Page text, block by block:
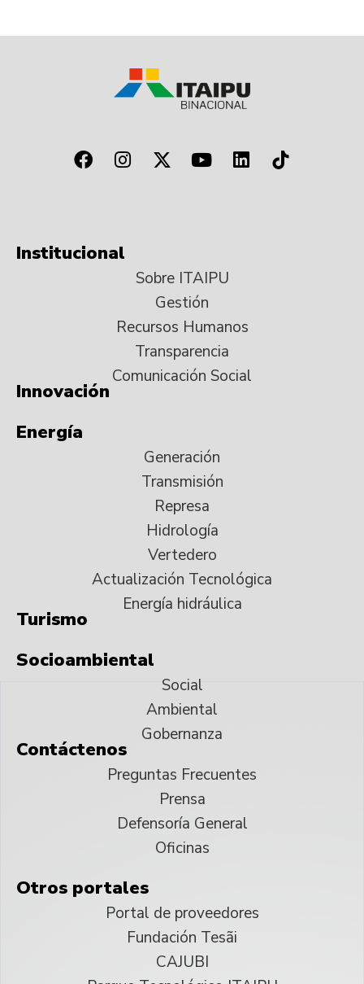
Institucional
Sobre ITAIPU
Gestión
Recursos Humanos
Transparencia
Comunicación Social
Innovación
Energía
Generación
Transmisión
Represa
Hidrología
Vertedero
Actualización Tecnológica
Energía hidráulica
Turismo
Socioambiental
Social
Ambiental
Gobernanza
Contáctenos
Preguntas Frecuentes
Prensa
Defensoría General
Oficinas
Otros portales
Portal de proveedores
Fundación Tesãi
CAJUBI